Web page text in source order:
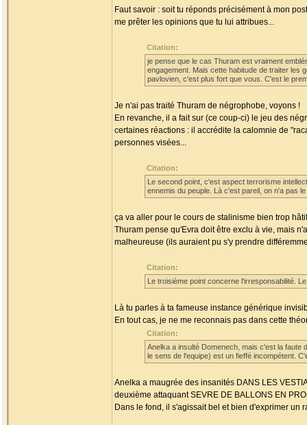
Faut savoir : soit tu réponds précisément à mon
me prêter les opinions que tu lui attribues...
Citation:
je pense que le cas Thuram est vraiment
engagement. Mais cette habitude de traiter les
pavlovien, c'est plus fort que vous. C'est le
Je n'ai pas traité Thuram de négrophobe, voyons !
En revanche, il a fait sur (ce coup-ci) le jeu des
certaines réactions : il accrédite la calomnie de
personnes visées...
Citation:
Le second point, c'est aspect terrorisme
ennemis du peuple. Là c'est pareil, on n'a pas
ça va aller pour le cours de stalinisme bien trop
Thuram pense qu'Evra doit être exclu à vie, mais
malheureuse (ils auraient pu s'y prendre
Citation:
Le troisième point concerne l'irresponsabilité.
Là tu parles à ta fameuse instance générique
En tout cas, je ne me reconnais pas dans cette
Citation:
Anelka a insulté Domenech, mais c'est la faute
le sens de l'equipe) est un fieffé incompétent.
Anelka a maugrée des insanités DANS LES
deuxième attaquant SEVRE DE BALLONS EN
Dans le fond, il s'agissait bel et bien d'exprimer